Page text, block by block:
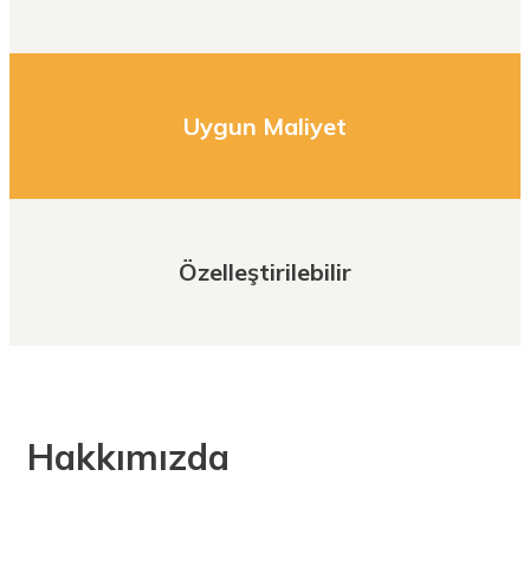
Uygun Maliyet
Özelleştirilebilir
Hakkımızda